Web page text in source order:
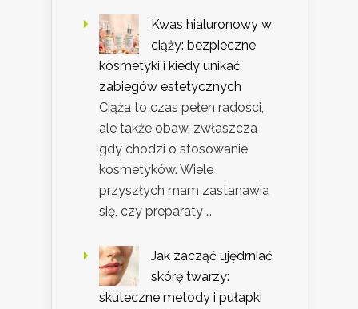
Kwas hialuronowy w
ciąży: bezpieczne
kosmetyki i kiedy unikać
zabiegów estetycznych
Ciąża to czas pełen radości,
ale także obaw, zwłaszcza
gdy chodzi o stosowanie
kosmetyków. Wiele
przyszłych mam zastanawia
się, czy preparaty …
Jak zacząć ujędrniać
skórę twarzy:
skuteczne metody i pułapki